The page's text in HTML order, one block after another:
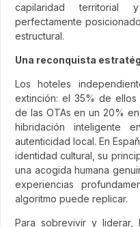
capilaridad territorial
perfectamente
estructural.
Una reconquista
Los hoteles
extinción: el 35% de
de las OTAs en un 20%
hibridación inteligente
autenticidad local. En
identidad cultural, su
una acogida humana
experiencias
algoritmo puede replicar.
Para sobrevivir y liderar,